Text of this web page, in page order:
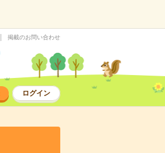
掲載のお問い合わせ
ログイン